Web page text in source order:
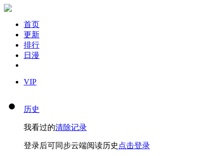
首页
更新
排行
日漫
VIP
历史
我看过的清除记录
登录后可同步云端阅读历史 点击登录